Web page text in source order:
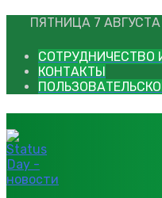
ПЯТНИЦА 7 АВГУСТА
СОТРУДНИЧЕСТВО
КОНТАКТЫ